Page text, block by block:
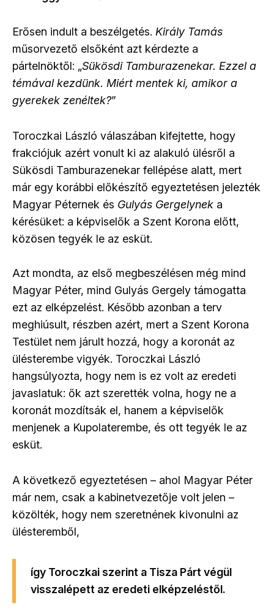
Erősen indult a beszélgetés. Király Tamás
műsorvezető elsőként azt kérdezte a
pártelnöktől: „Sükösdi Tamburazenekar. Ezzel a
témával kezdünk. Miért mentek ki, amikor a
gyerekek zenéltek?”
Toroczkai László válaszában kifejtette, hogy
frakciójuk azért vonult ki az alakuló ülésről a
Sükösdi Tamburazenekar fellépése alatt, mert
már egy korábbi előkészítő egyeztetésen jelezték
Magyar Péternek és Gulyás Gergelynek a
kérésüket: a képviselők a Szent Korona előtt,
közösen tegyék le az esküt.
Azt mondta, az első megbeszélésen még mind
Magyar Péter, mind Gulyás Gergely támogatta
ezt az elképzelést. Később azonban a terv
meghiúsult, részben azért, mert a Szent Korona
Testület nem járult hozzá, hogy a koronát az
ülésterembe vigyék. Toroczkai László
hangsúlyozta, hogy nem is ez volt az eredeti
javaslatuk: ők azt szerették volna, hogy ne a
koronát mozdítsák el, hanem a képviselők
menjenek a Kupolaterembe, és ott tegyék le az
esküt.
A következő egyeztetésen – ahol Magyar Péter
már nem, csak a kabinetvezetője volt jelen –
közölték, hogy nem szeretnének kivonulni az
ülésteremből,
így Toroczkai szerint a Tisza Párt végül
visszalépett az eredeti elképzeléstől.